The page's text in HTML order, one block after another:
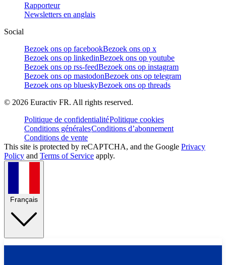
Rapporteur
Newsletters en anglais
Social
Bezoek ons op facebookBezoek ons op x
Bezoek ons op linkedinBezoek ons op youtube
Bezoek ons op rss-feedBezoek ons op instagram
Bezoek ons op mastodonBezoek ons op telegram
Bezoek ons op blueskyBezoek ons op threads
© 2026 Euractiv FR. All rights reserved.
Politique de confidentialitéPolitique cookies
Conditions généralesConditions d’abonnement
Conditions de vente
This site is protected by reCAPTCHA, and the Google Privacy
Policy and Terms of Service apply.
Français